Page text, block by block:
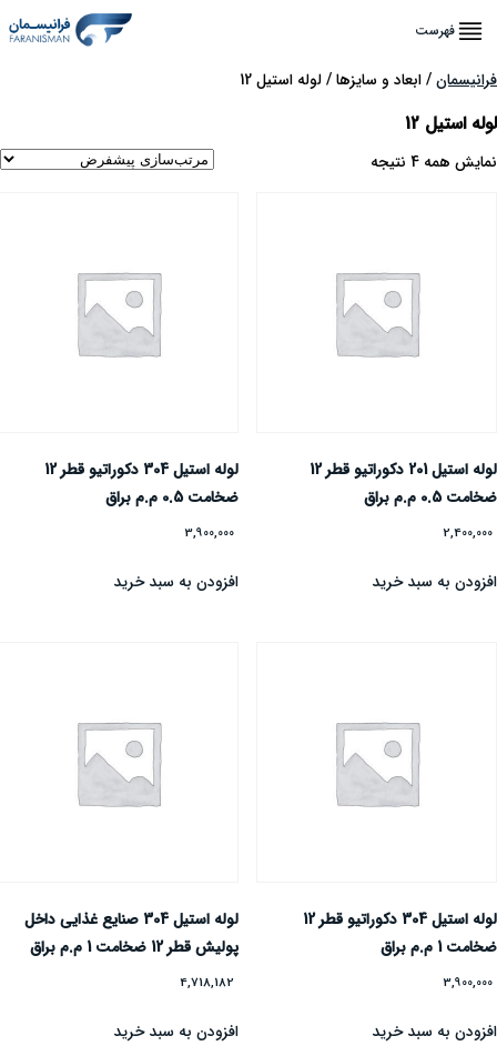
فهرست
/ ابعاد و سایزها / لوله استیل 12
استیل 12
همه 4 نتیجه
لوله استیل 201 دکوراتیو قطر 12
0.5 م.م براق
به سبد خرید
لوله استیل 304 دکوراتیو قطر 12
ضخامت 0.5 م.م براق
3,900,000
افزودن به سبد خرید
لوله استیل 304 دکوراتیو قطر 12
1 م.م براق
به سبد خرید
لوله استیل 304 صنایع غذایی داخل
پولیش قطر 12 ضخامت 1 م.م براق
4,718,182
افزودن به سبد خرید